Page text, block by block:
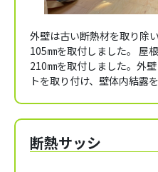
外壁は古い断熱材を取り除
105㎜を取付しました。 屋
210㎜を取付しました。外
トを取り付け、壁体内結露
断熱サッシ